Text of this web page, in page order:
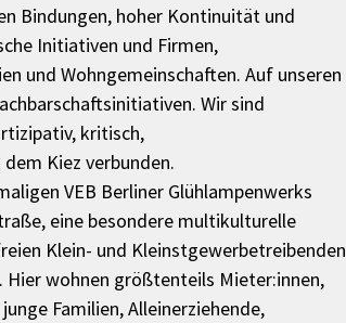
Bindungen, hoher Kontinuität und
Initiativen und Firmen,
und Wohngemeinschaften. Auf unseren
Wir sind
kritisch,
Kiez verbunden.
VEB Berliner Glühlampenwerks
eine besondere multikulturelle
Klein- und Kleinstgewerbetreibenden
wohnen größtenteils Mieter:innen,
Familien, Alleinerziehende,